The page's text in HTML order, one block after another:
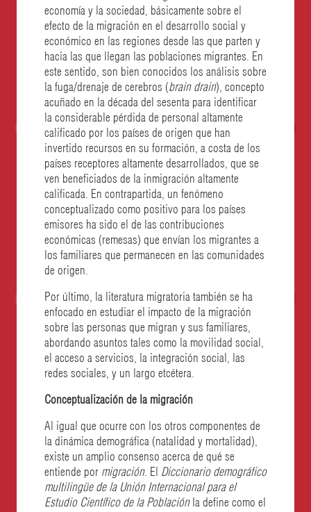
economía y la sociedad, básicamente sobre el
efecto de la migración en el desarrollo social y
económico en las regiones desde las que parten y
hacia las que llegan las poblaciones migrantes. En
este sentido, son bien conocidos los análisis sobre
la fuga/drenaje de cerebros ( brain drain), concepto
acuñado en la década del sesenta para identificar
la considerable pérdida de personal altamente
calificado por los países de origen que han
invertido recursos en su formación, a costa de los
países receptores altamente desarrollados, que se
ven beneficiados de la inmigración altamente
calificada. En contrapartida, un fenómeno
conceptualizado como positivo para los países
emisores ha sido el de las contribuciones
económicas (remesas) que envían los migrantes a
los familiares que permanecen en las comunidades
de origen.
Por último, la literatura migratoria también se ha
enfocado en estudiar el impacto de la migración
sobre las personas que migran y sus familiares,
abordando asuntos tales como la movilidad social,
el acceso a servicios, la integración social, las
redes sociales, y un largo etcétera.
Conceptualización de la migración
Al igual que ocurre con los otros componentes de
la dinámica demográfica (natalidad y mortalidad),
existe un amplio consenso acerca de qué se
entiende por migración. El Diccionario demográfico
multilingüe de la Unión Internacional para el
Estudio Científico de la Poblaciónla define como el